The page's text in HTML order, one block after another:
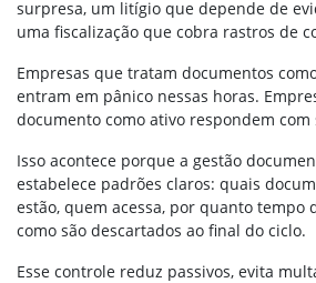
surpresa, um litígio que depende de
uma fiscalização que cobra rastros de
Empresas que tratam documentos
entram em pânico nessas horas.
documento como ativo respondem com
Isso acontece porque a gestão
estabelece padrões claros: quais
estão, quem acessa, por quanto tempo
como são descartados ao final do ciclo.
Esse controle reduz passivos, evita